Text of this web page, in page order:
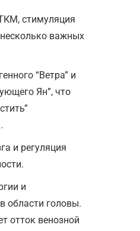
стимуляция
важных
“Ветра” и
Ян”, что
и регуляция
и
области головы.
отток венозной